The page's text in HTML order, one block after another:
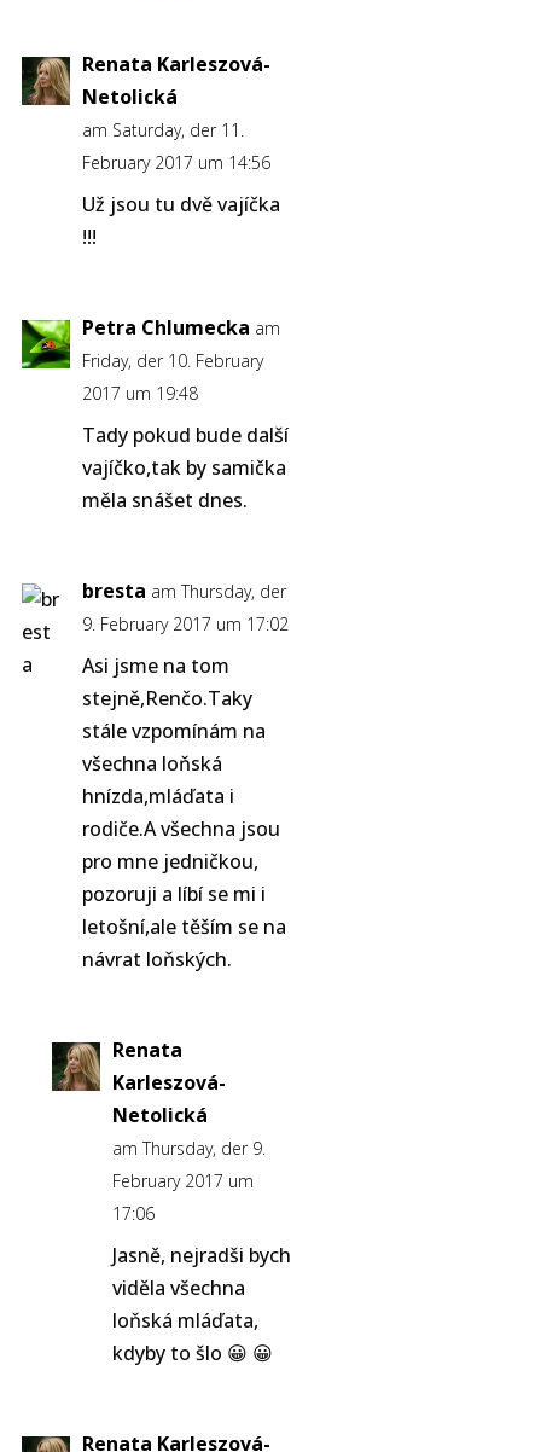
Renata Karleszová-
Netolická
am Saturday, der 11.
February 2017 um 14:56
Už jsou tu dvě vajíčka
!!!
Petra Chlumecka am
Friday, der 10. February
2017 um 19:48
Tady pokud bude další
vajíčko,tak by samička
měla snášet dnes.
bresta am Thursday, der
9. February 2017 um 17:02
Asi jsme na tom
stejně,Renčo.Taky
stále vzpomínám na
všechna loňská
hnízda,mláďata i
rodiče.A všechna jsou
pro mne jedničkou,
pozoruji a líbí se mi i
letošní,ale těším se na
návrat loňských.
Renata
Karleszová-
Netolická
am Thursday, der 9.
February 2017 um
17:06
Jasně, nejradši bych
viděla všechna
loňská mláďata,
kdyby to šlo 😀 😀
Renata Karleszová-